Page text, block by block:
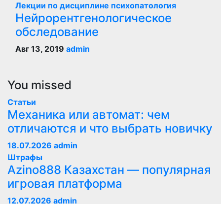
Лекции по дисциплине психопатология
Нейрорентгенологическое
обследование
Авг 13, 2019 admin
You missed
Статьи
Механика или автомат: чем
отличаются и что выбрать новичку
18.07.2026 admin
Штрафы
Azino888 Казахстан — популярная
игровая платформа
12.07.2026 admin